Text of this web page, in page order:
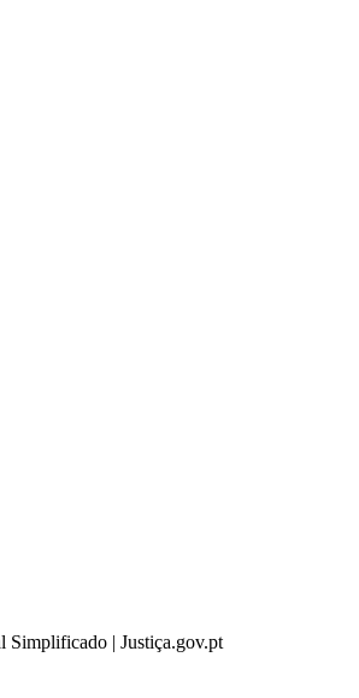
Simplificado | Justiça.gov.pt